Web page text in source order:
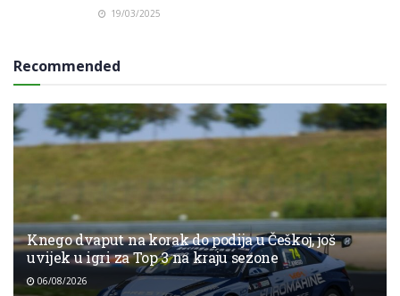
19/03/2025
Recommended
Knego dvaput na korak do podija u Češkoj, još
uvijek u igri za Top 3 na kraju sezone
06/08/2026